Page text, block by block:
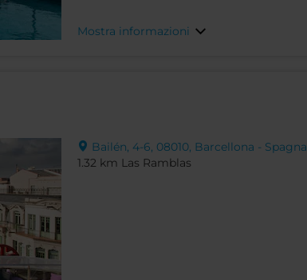
Mostra informazioni
Bailén, 4-6, 08010, Barcellona - Spagna
1.32 km Las Ramblas